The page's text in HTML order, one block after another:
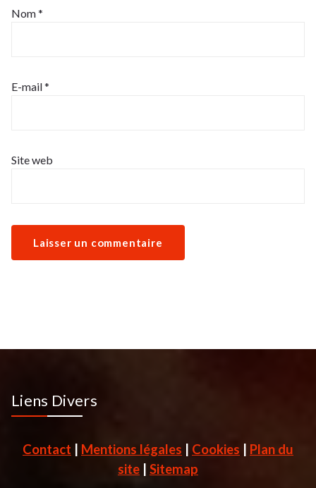
Nom*
E-mail*
Site web
Liens Divers
Contact Mentions légales Cookies
Plan du
site
Sitemap